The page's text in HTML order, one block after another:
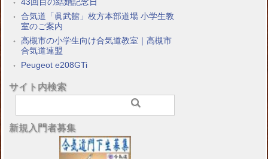
43回目の結婚記念日
合気道「眞武館」枚方本部道場 小学生教
室のご案内
高槻市の小学生向け合気道教室｜高槻市
合気道連盟
Peugeot e208GTi
サイト内検索
新規入門者募集